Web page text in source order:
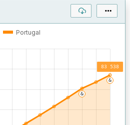
Portugal